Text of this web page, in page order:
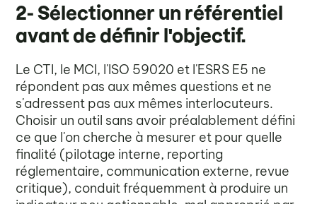
2- Sélectionner un référentiel
avant de définir l'objectif.
Le CTI, le MCI, l'ISO 59020 et l'ESRS E5 ne
répondent pas aux mêmes questions et ne
s'adressent pas aux mêmes interlocuteurs.
Choisir un outil sans avoir préalablement défini
ce que l'on cherche à mesurer et pour quelle
finalité (pilotage interne, reporting
réglementaire, communication externe, revue
critique), conduit fréquemment à produire un